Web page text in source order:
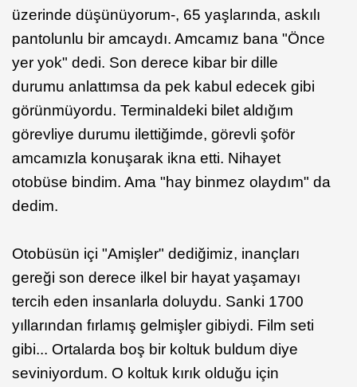
üzerinde düşünüyorum-, 65 yaşlarında, askılı
pantolunlu bir amcaydı. Amcamız bana "Önce
yer yok" dedi. Son derece kibar bir dille
durumu anlattımsa da pek kabul edecek gibi
görünmüyordu. Terminaldeki bilet aldığım
görevliye durumu ilettiğimde, görevli şoför
amcamızla konuşarak ikna etti. Nihayet
otobüse bindim. Ama "hay binmez olaydım" da
dedim.
Otobüsün içi "Amişler" dediğimiz, inançları
gereği son derece ilkel bir hayat yaşamayı
tercih eden insanlarla doluydu. Sanki 1700
yıllarından fırlamış gelmişler gibiydi. Film seti
gibi... Ortalarda boş bir koltuk buldum diye
seviniyordum. O koltuk kırık olduğu için